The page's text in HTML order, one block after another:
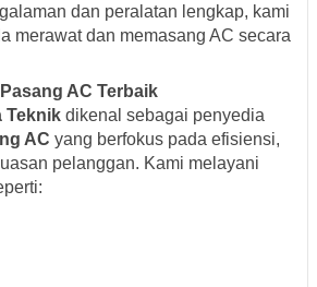
dan peralatan lengkap, kami
merawat dan memasang AC secara
AC Terbaik
Teknik dikenal sebagai penyedia
AC yang berfokus pada efisiensi,
pelanggan. Kami melayani